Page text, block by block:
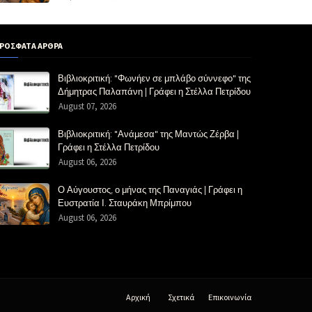
ΑΡΘΡΑ
Βιβλιοκριτική: "Φωνήεν σε μπλάβο σύννεφο" της
Δήμητρας Παλαπάνη | Γράφει η Στέλλα Πετρίδου
August 07, 2026
Βιβλιοκριτική: "Ανάμεσα" της Μαντώς Ζέρβα |
Γράφει η Στέλλα Πετρίδου
August 06, 2026
Ο Αύγουστος, ο μήνας της Παναγιάς | Γράφει η
Ευστρατία Ι. Σταυράκη Μπρίμπου
August 06, 2026
Αρχική Σχετικά Επικοινωνία